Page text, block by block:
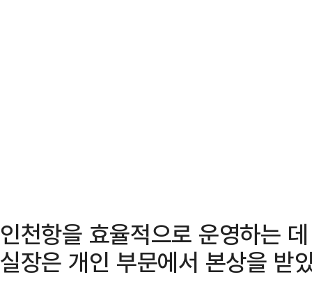
인천항을 효율적으로 운영하는
실장은 개인 부문에서 본상을 받